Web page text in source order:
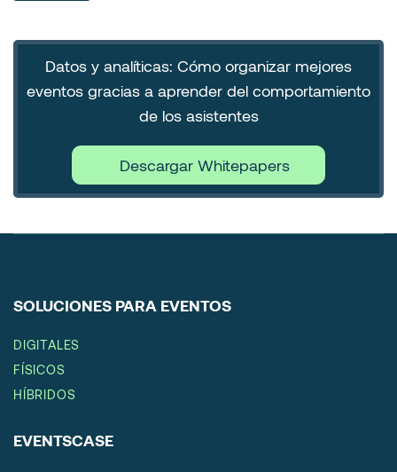
Datos y analíticas: Cómo organizar mejores
eventos gracias a aprender del comportamiento
de los asistentes
Descargar Whitepapers
SOLUCIONES PARA EVENTOS
DIGITALES
FÍSICOS
HÍBRIDOS
EVENTSCASE